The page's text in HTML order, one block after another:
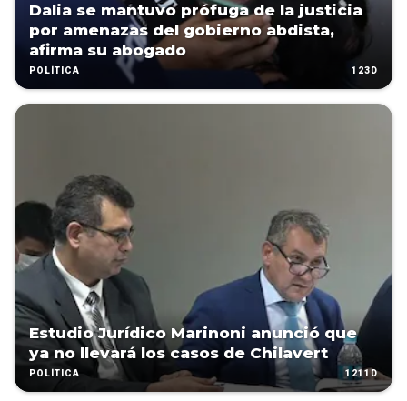
Dalia se mantuvo prófuga de la justicia
por amenazas del gobierno abdista,
afirma su abogado
POLÍTICA 123D
Estudio Jurídico Marinoni anunció que
ya no llevará los casos de Chilavert
POLÍTICA 1211D